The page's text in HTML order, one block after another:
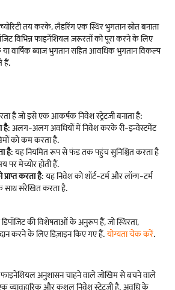
तय करके, लैडरिंग एक स्थिर भुगतान स्रोत बनाता
विभिन्न फाइनेंशियल ज़रूरतों को पूरा करने के लिए
या वार्षिक ब्याज भुगतान सहित आवधिक भुगतान विकल्प
हैं.
है जो इसे एक आकर्षक निवेश स्ट्रेटजी बनाता है:
है: अलग-अलग अवधियों में निवेश करके री-इन्वेस्टमेंट
को कम करता है.
है: यह नियमित रूप से फंड तक पहुंच सुनिश्चित करता है
मेच्योर होती हैं.
करता है: यह निवेश को शॉर्ट-टर्म और लॉन्ग-टर्म
साथ संरेखित करता है.
की विशेषताओं के अनुरूप हैं, जो स्थिरता,
करने के लिए डिज़ाइन किए गए हैं.योग्यता चेक करें.
फाइनेंशियल अनुशासन चाहने वाले जोखिम से बचने वाले
व्यावहारिक और कुशल निवेश स्ट्रेटजी है. अवधि के